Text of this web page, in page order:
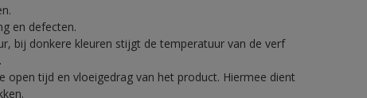
en defecten.
bij donkere kleuren stijgt de temperatuur van de verf
open tijd en vloeigedrag van het product. Hiermee dient